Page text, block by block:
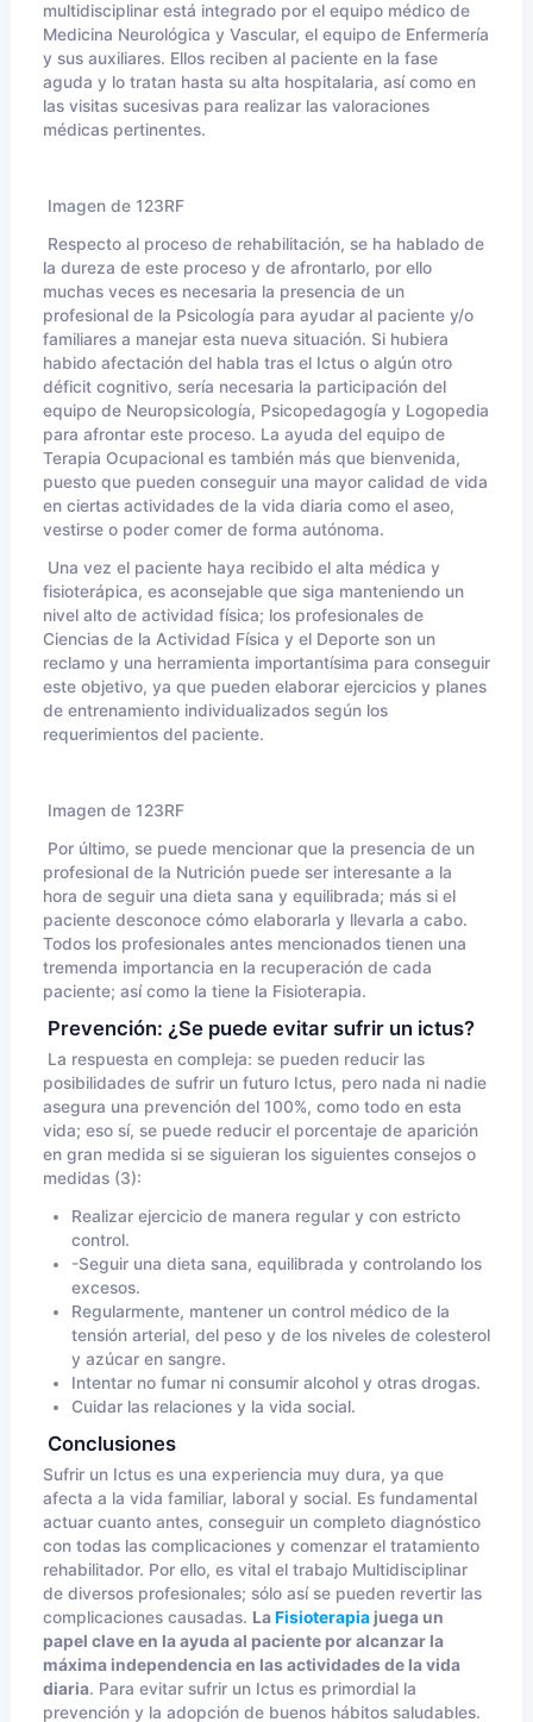
multidisciplinar está integrado por el equipo médico de
Medicina Neurológica y Vascular, el equipo de Enfermería
y sus auxiliares. Ellos reciben al paciente en la fase
aguda y lo tratan hasta su alta hospitalaria, así como en
las visitas sucesivas para realizar las valoraciones
médicas pertinentes.
Imagen de 123RF
Respecto al proceso de rehabilitación, se ha hablado de
la dureza de este proceso y de afrontarlo, por ello
muchas veces es necesaria la presencia de un
profesional de la Psicología para ayudar al paciente y/o
familiares a manejar esta nueva situación. Si hubiera
habido afectación del habla tras el Ictus o algún otro
déficit cognitivo, sería necesaria la participación del
equipo de Neuropsicología, Psicopedagogía y Logopedia
para afrontar este proceso. La ayuda del equipo de
Terapia Ocupacional es también más que bienvenida,
puesto que pueden conseguir una mayor calidad de vida
en ciertas actividades de la vida diaria como el aseo,
vestirse o poder comer de forma autónoma.
Una vez el paciente haya recibido el alta médica y
fisioterápica, es aconsejable que siga manteniendo un
nivel alto de actividad física; los profesionales de
Ciencias de la Actividad Física y el Deporte son un
reclamo y una herramienta importantísima para conseguir
este objetivo, ya que pueden elaborar ejercicios y planes
de entrenamiento individualizados según los
requerimientos del paciente.
Imagen de 123RF
Por último, se puede mencionar que la presencia de un
profesional de la Nutrición puede ser interesante a la
hora de seguir una dieta sana y equilibrada; más si el
paciente desconoce cómo elaborarla y llevarla a cabo.
Todos los profesionales antes mencionados tienen una
tremenda importancia en la recuperación de cada
paciente; así como la tiene la Fisioterapia.
Prevención: ¿Se puede evitar sufrir un ictus?
La respuesta en compleja: se pueden reducir las
posibilidades de sufrir un futuro Ictus, pero nada ni nadie
asegura una prevención del 100%, como todo en esta
vida; eso sí, se puede reducir el porcentaje de aparición
en gran medida si se siguieran los siguientes consejos o
medidas (3):
Realizar ejercicio de manera regular y con estricto
control.
-Seguir una dieta sana, equilibrada y controlando los
excesos.
Regularmente, mantener un control médico de la
tensión arterial, del peso y de los niveles de colesterol
y azúcar en sangre.
Intentar no fumar ni consumir alcohol y otras drogas.
Cuidar las relaciones y la vida social.
Conclusiones
Sufrir un Ictus es una experiencia muy dura, ya que
afecta a la vida familiar, laboral y social. Es fundamental
actuar cuanto antes, conseguir un completo diagnóstico
con todas las complicaciones y comenzar el tratamiento
rehabilitador. Por ello, es vital el trabajo Multidisciplinar
de diversos profesionales; sólo así se pueden revertir las
complicaciones causadas. LaFisioterapia juega un
papel clave en la ayuda al paciente por alcanzar la
máxima independencia en las actividades de la vida
diaria. Para evitar sufrir un Ictus es primordial la
prevención y la adopción de buenos hábitos saludables.